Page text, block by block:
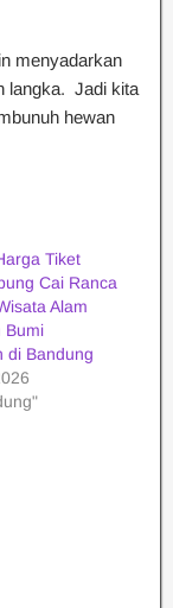
menyadarkan
langka. Jadi kita
hewan
Tiket
Cai Ranca
Alam
Bumi
di Bandung